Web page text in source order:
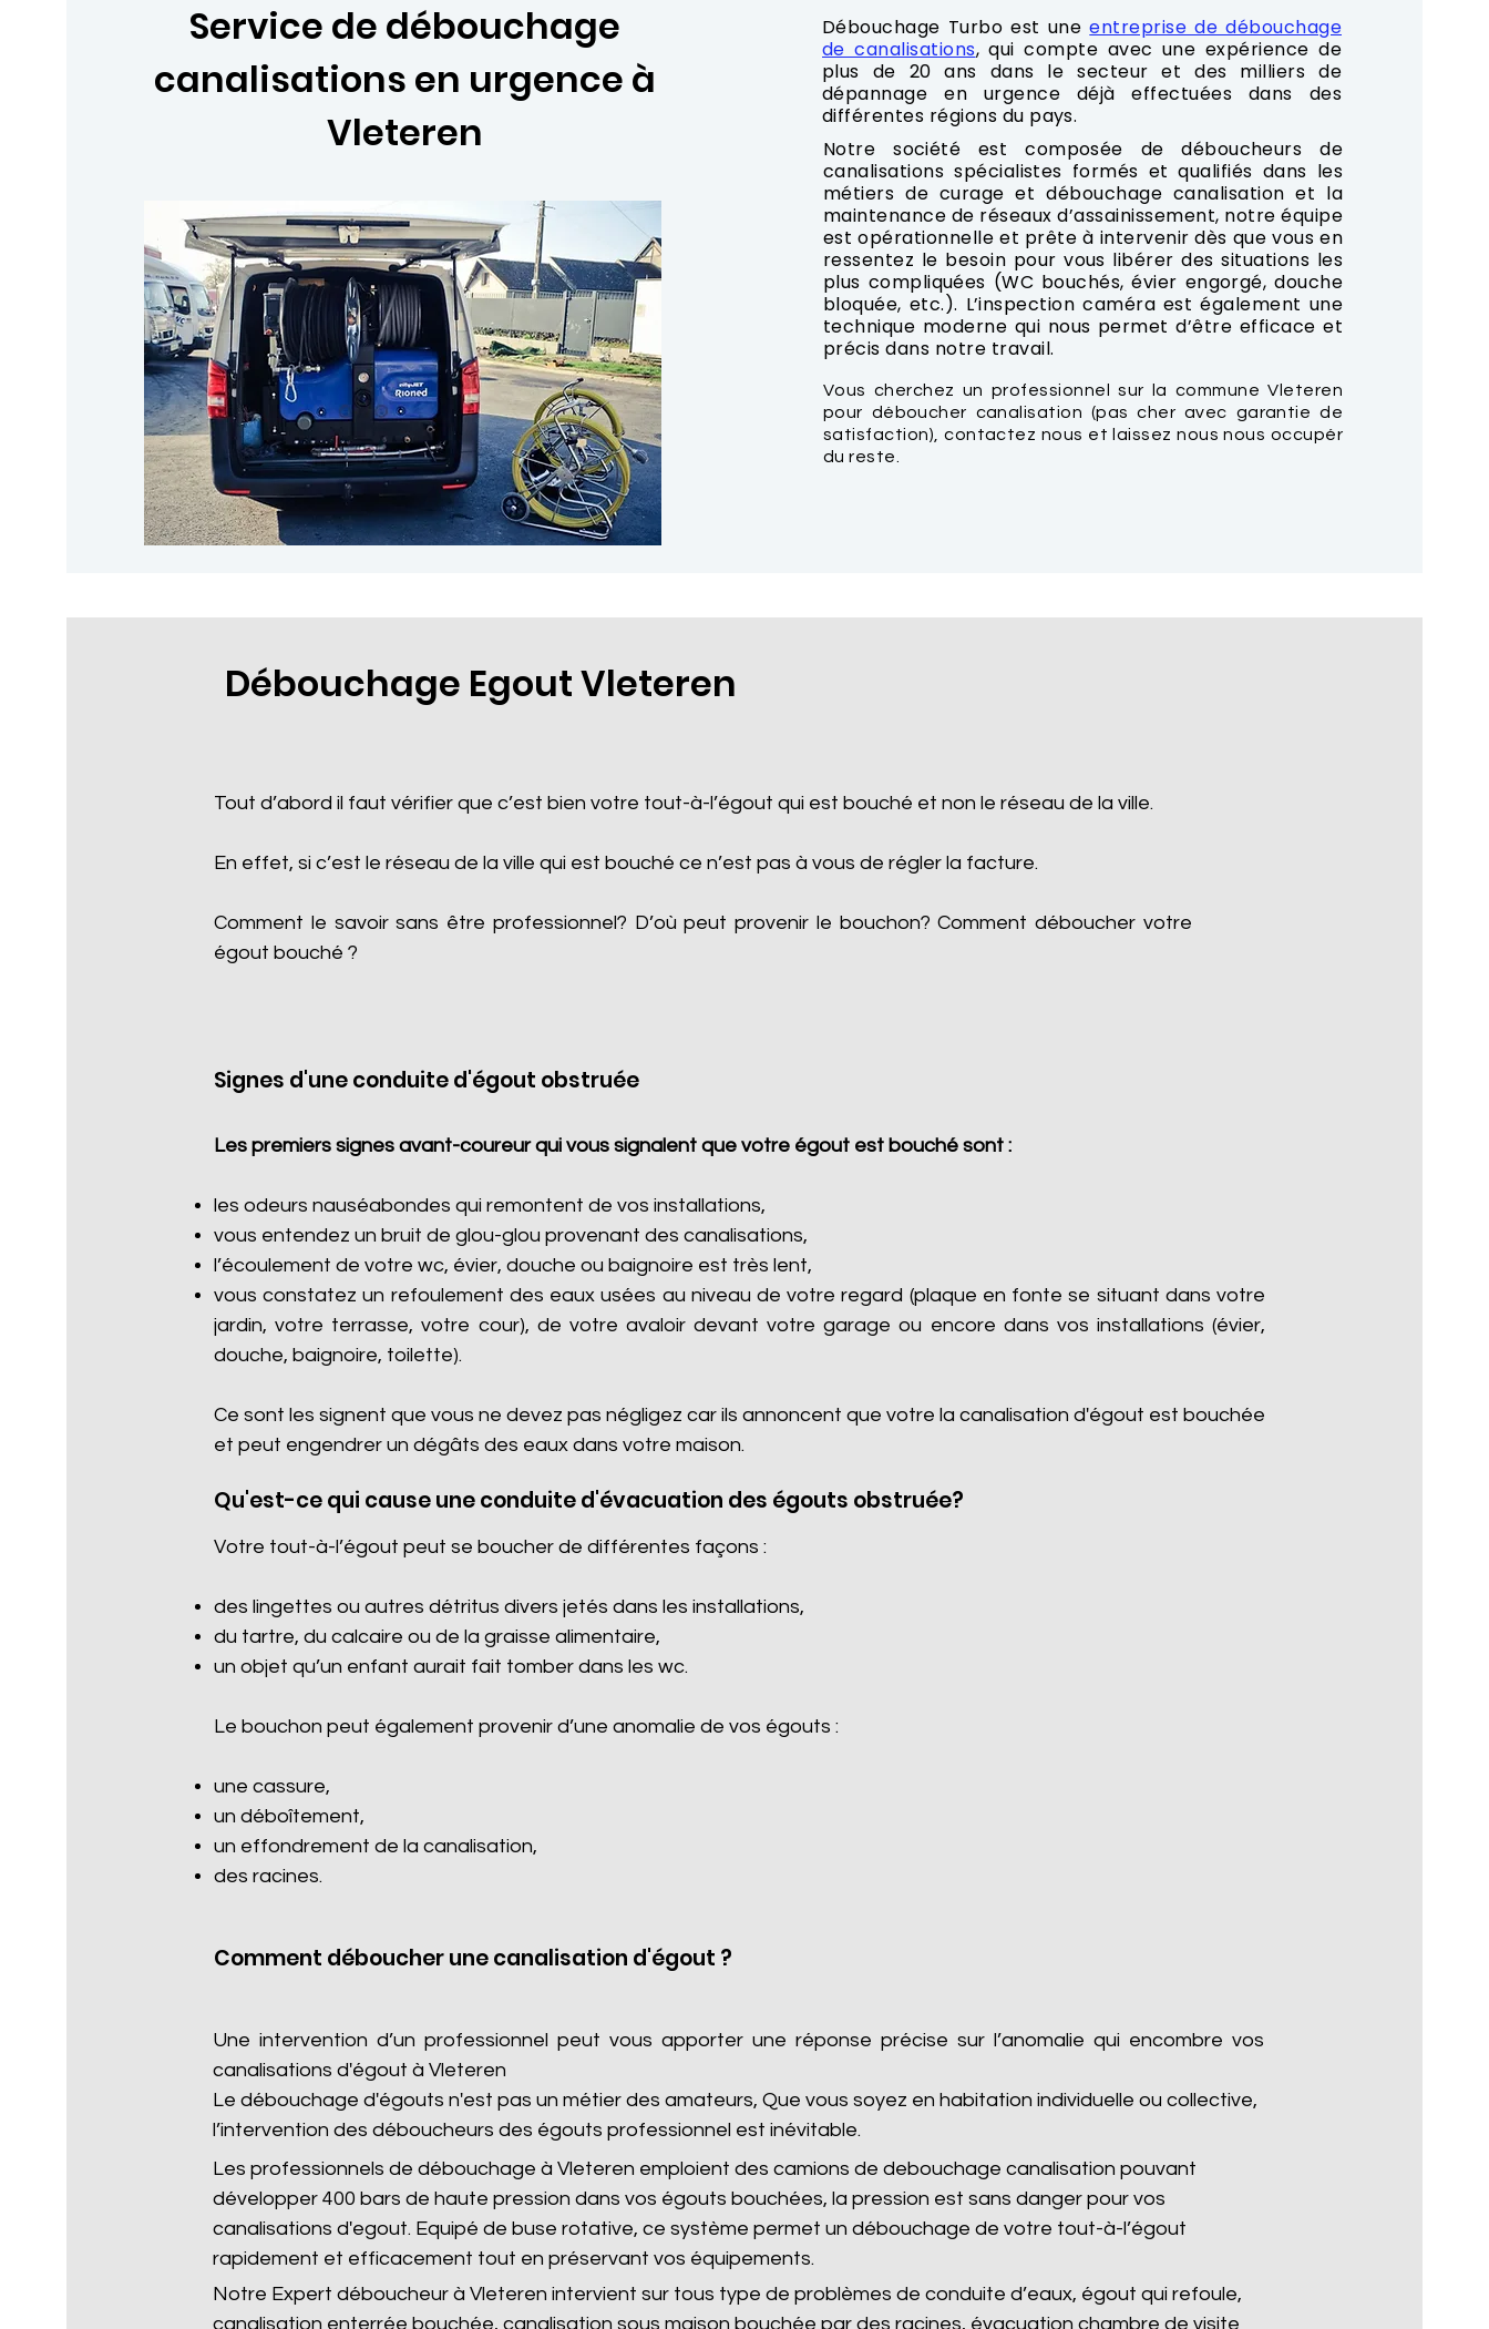
Service de débouchage
canalisations en urgence à
Vleteren
Débouchage Turbo est uneentreprise de débouchage
de canalisations, qui compte avec une expérience de
plus de 20 ans dans le secteur et des milliers de
dépannage en urgence déjà effectuées dans des
différentes régions du pays.
Notre société est composée de déboucheurs de
canalisations spécialistes formés et qualifiés dans les
métiers de curage et débouchage canalisation et la
maintenance de réseaux d’assainissement, notre équipe
est opérationnelle et prête à intervenir dès que vous en
ressentez le besoin pour vous libérer des situations les
plus compliquées (WC bouchés, évier engorgé, douche
bloquée, etc.). L’inspection caméra est également une
technique moderne qui nous permet d’être efficace et
précis dans notre travail.
Vous cherchez un professionnel sur la commune Vleteren
pour déboucher canalisation (pas cher avec garantie de
satisfaction), contactez nous et laissez nous nous occupér
du reste.
Débouchage Egout Vleteren
Tout d’abord il faut vérifier que c’est bien votre tout-à-l’égout qui est bouché et non le réseau de la ville.
En effet, si c’est le réseau de la ville qui est bouché ce n’est pas à vous de régler la facture.
Comment le savoir sans être professionnel? D’où peut provenir le bouchon? Comment déboucher votre
égout bouché ?
Signes d'une conduite d'égout obstruée
Les premiers signes avant-coureur qui vous signalent que votre égout est bouché sont :
les odeurs nauséabondes qui remontent de vos installations,
vous entendez un bruit de glou-glou provenant des canalisations,
l’écoulement de votre wc, évier, douche ou baignoire est très lent,
vous constatez un refoulement des eaux usées au niveau de votre regard (plaque en fonte se situant dans votre
jardin, votre terrasse, votre cour), de votre avaloir devant votre garage ou encore dans vos installations (évier,
douche, baignoire, toilette).
Ce sont les signent que vous ne devez pas négligez car ils annoncent que votre la canalisation d'égout est bouchée
et peut engendrer un dégâts des eaux dans votre maison.
Qu'est-ce qui cause une conduite d'évacuation des égouts obstruée?
Votre tout-à-l’égout peut se boucher de différentes façons :
des lingettes ou autres détritus divers jetés dans les installations,
du tartre, du calcaire ou de la graisse alimentaire,
un objet qu’un enfant aurait fait tomber dans les wc.
Le bouchon peut également provenir d’une anomalie de vos égouts :
une cassure,
un déboîtement,
un effondrement de la canalisation,
des racines.​
Comment déboucher une canalisation d'égout ?
Une intervention d’un professionnel peut vous apporter une réponse précise sur l’anomalie qui encombre vos
canalisations d'égout à Vleteren
Le débouchage d'égouts n'est pas un métier des amateurs, Que vous soyez en habitation individuelle ou collective,
l’intervention des déboucheurs des égouts professionnel est inévitable.
Les professionnels de débouchage à Vleteren emploient des camions de debouchage canalisation pouvant
développer 400 bars de haute pression dans vos égouts bouchées, la pression est sans danger pour vos
canalisations d'egout. Equipé de buse rotative, ce système permet un débouchage de votre tout-à-l’égout
rapidement et efficacement tout en préservant vos équipements.
Notre Expert déboucheur à Vleteren intervient sur tous type de problèmes de conduite d’eaux, égout qui refoule,
canalisation enterrée bouchée, canalisation sous maison bouchée par des racines, évacuation chambre de visite